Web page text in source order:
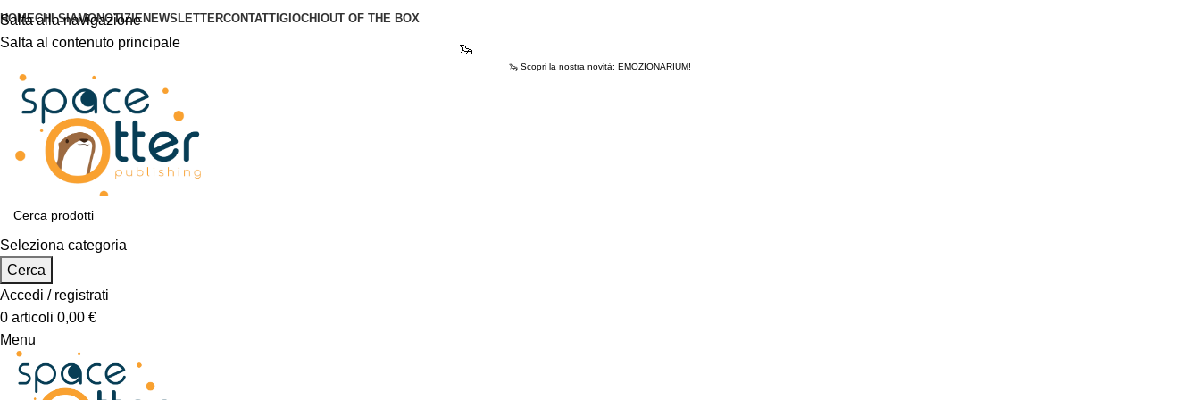
Salta alla navigazione
Salta al contenuto principale
HOMECHI SIAMONOTIZIENEWSLETTERCONTATTI GIOCHI OUT OF THE BOX
🦦
🦦 Scopri la nostra novità: EMOZIONARIUM!
Seleziona categoria
Cerca
Accedi / registrati
0 articoli 0,00 €
Menu